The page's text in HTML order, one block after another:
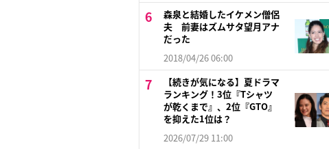
森泉と結婚したイケメン僧侶
夫 前妻はズムサタ望月アナ
だった
2018/04/26 06:00
【続きが気になる】夏ドラマ
ランキング！3位『Tシャツ
が乾くまで』、2位『GTO』
を抑えた1位は？
2026/07/29 11:00